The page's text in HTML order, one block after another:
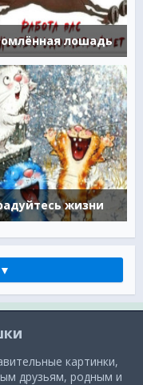
лошадь
жизни
картинки,
друзьям, родным и